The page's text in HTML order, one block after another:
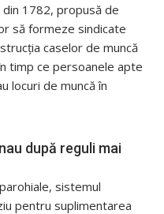
1782, propusă de
să formeze sindicate
caselor de muncă
timp ce persoanele apte
locuri de muncă în
după reguli mai
sistemul
pentru suplimentarea